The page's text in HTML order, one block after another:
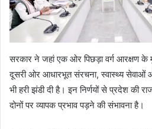
सरकार ने जहां एक ओर पिछड़ा वर्ग आरक्षण के
दूसरी ओर आधारभूत संरचना, स्वास्थ्य सेवाओं
भी हरी झंडी दी है। इन निर्णयों से प्रदेश की
दोनों पर व्यापक प्रभाव पड़ने की संभावना है।